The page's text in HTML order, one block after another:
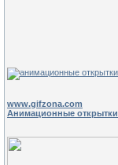
www.gifzona.com
Анимационные открытки